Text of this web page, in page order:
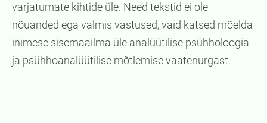
varjatumate kihtide üle. Need tekstid ei ole
nõuanded ega valmis vastused, vaid katsed mõelda
inimese sisemaailma üle analüütilise psühholoogia
ja psühhoanalüütilise mõtlemise vaatenurgast.